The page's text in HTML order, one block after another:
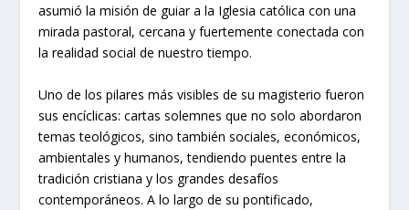
asumió la misión de guiar a la Iglesia católica con una
mirada pastoral, cercana y fuertemente conectada con
la realidad social de nuestro tiempo.
Uno de los pilares más visibles de su magisterio fueron
sus encíclicas: cartas solemnes que no solo abordaron
temas teológicos, sino también sociales, económicos,
ambientales y humanos, tendiendo puentes entre la
tradición cristiana y los grandes desafíos
contemporáneos. A lo largo de su pontificado,